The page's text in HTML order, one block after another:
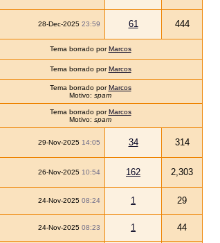
28-Dec-2025 23:59 61 444
Tema borrado porMarcos
Tema borrado porMarcos
Tema borrado porMarcos
Motivo: spam
Tema borrado porMarcos
Motivo: spam
29-Nov-2025 14:05 34 314
26-Nov-2025 10:54 162 2,303
24-Nov-2025 08:24 1 29
24-Nov-2025 08:23 1 44